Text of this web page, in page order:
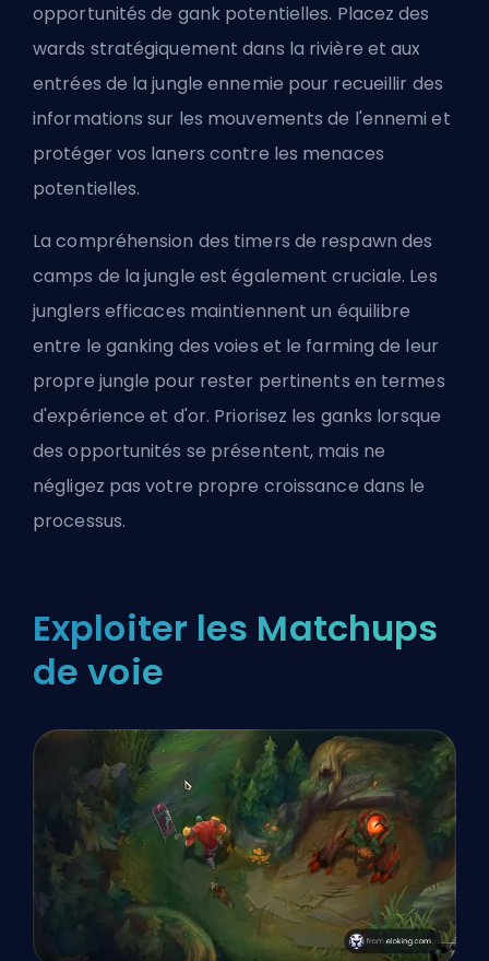
opportunités de gank potentielles. Placez des
wards stratégiquement dans la rivière et aux
entrées de la jungle ennemie pour recueillir des
informations sur les mouvements de l'ennemi et
protéger vos laners contre les menaces
potentielles.
La compréhension des timers de respawn des
camps de la jungle est également cruciale. Les
junglers efficaces maintiennent un équilibre
entre le ganking des voies et le farming de leur
propre jungle pour rester pertinents en termes
d'expérience et d'or. Priorisez les ganks lorsque
des opportunités se présentent, mais ne
négligez pas votre propre croissance dans le
processus.
Exploiter les Matchups
de voie